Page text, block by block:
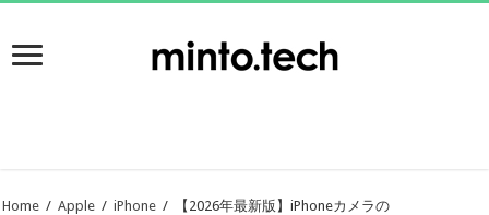
Home / Apple / iPhone /
【2026年最新版】iPhoneカメラの